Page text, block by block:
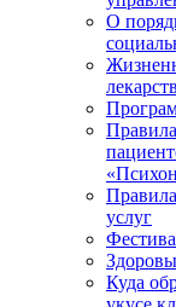
О
услуг
Куда